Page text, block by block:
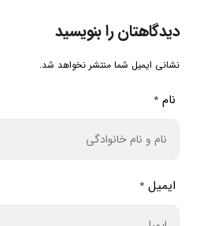
دیدگاهتان را بنویسید
نشانی ایمیل شما منتشر نخواهد شد.
نام *
ایمیل *